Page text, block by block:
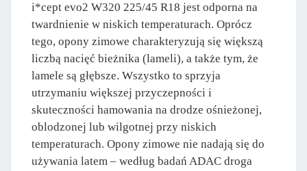
i*cept evo2 W320 225/45 R18 jest odporna na
twardnienie w niskich temperaturach. Oprócz
tego, opony zimowe charakteryzują się większą
liczbą nacięć bieżnika (lameli), a także tym, że
lamele są głębsze. Wszystko to sprzyja
utrzymaniu większej przyczepności i
skuteczności hamowania na drodze ośnieżonej,
oblodzonej lub wilgotnej przy niskich
temperaturach. Opony zimowe nie nadają się do
używania latem – według badań ADAC droga